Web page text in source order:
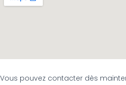
Vous pouvez contacter dès